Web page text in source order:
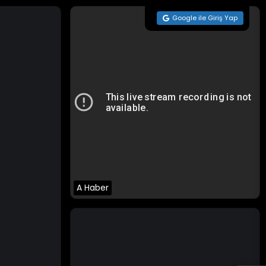
Google ile Giriş Yap
A Haber